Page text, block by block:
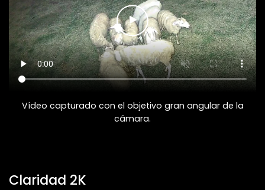
Vídeo capturado con el objetivo gran angular de la
cámara.
Claridad 2K